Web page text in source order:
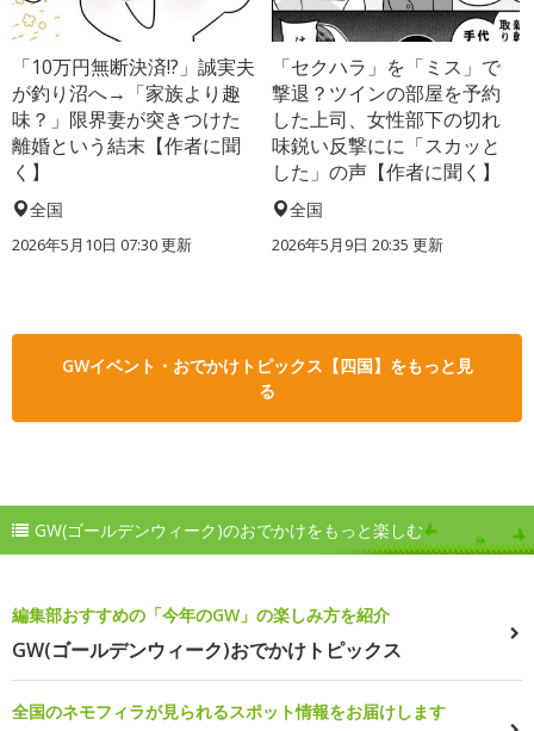
「10万円無断決済!?」誠実夫
が釣り沼へ→「家族より趣
味？」限界妻が突きつけた
離婚という結末【作者に聞
く】
全国
2026年5月10日 07:30 更新
「セクハラ」を「ミス」で
撃退？ツインの部屋を予約
した上司、女性部下の切れ
味鋭い反撃にに「スカッと
した」の声【作者に聞く】
全国
2026年5月9日 20:35 更新
GWイベント・おでかけトピックス【四国】をもっと見
る
GW(ゴールデンウィーク)のおでかけをもっと楽しむ
編集部おすすめの「今年のGW」の楽しみ方を紹介
GW(ゴールデンウィーク)おでかけトピックス
全国のネモフィラが見られるスポット情報をお届けします